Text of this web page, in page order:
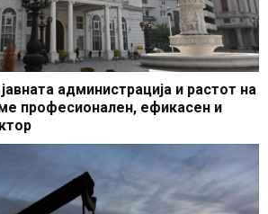
администрација и растот на
професионален, ефикасен и